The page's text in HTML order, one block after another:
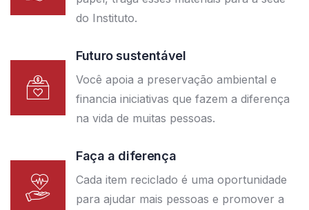
do Instituto.
Futuro sustentável
Você apoia a preservação ambiental e
financia iniciativas que fazem a diferença
na vida de muitas pessoas.
Faça a diferença
Cada item reciclado é uma oportunidade
para ajudar mais pessoas e promover a